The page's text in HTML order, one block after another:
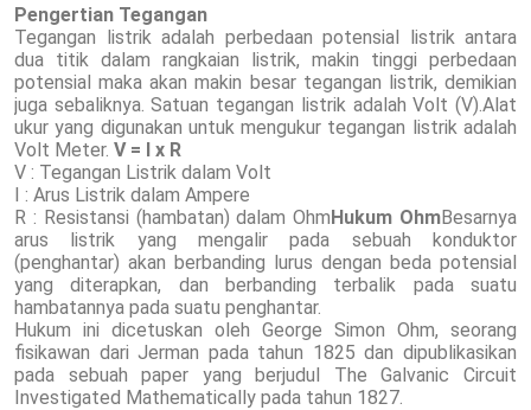
Pengertian Tegangan
Tegangan listrik adalah perbedaan potensial listrik antara
dua titik dalam rangkaian listrik, makin tinggi perbedaan
potensial maka akan makin besar tegangan listrik, demikian
juga sebaliknya. Satuan tegangan listrik adalah Volt (V).Alat
ukur yang digunakan untuk mengukur tegangan listrik adalah
Volt Meter. V = I x R
V : Tegangan Listrik dalam Volt
I : Arus Listrik dalam Ampere
R : Resistansi (hambatan) dalam OhmHukum OhmBesarnya
arus listrik yang mengalir pada sebuah konduktor
(penghantar) akan berbanding lurus dengan beda potensial
yang diterapkan, dan berbanding terbalik pada suatu
hambatannya pada suatu penghantar.
Hukum ini dicetuskan oleh George Simon Ohm, seorang
fisikawan dari Jerman pada tahun 1825 dan dipublikasikan
pada sebuah paper yang berjudul The Galvanic Circuit
Investigated Mathematically pada tahun 1827.